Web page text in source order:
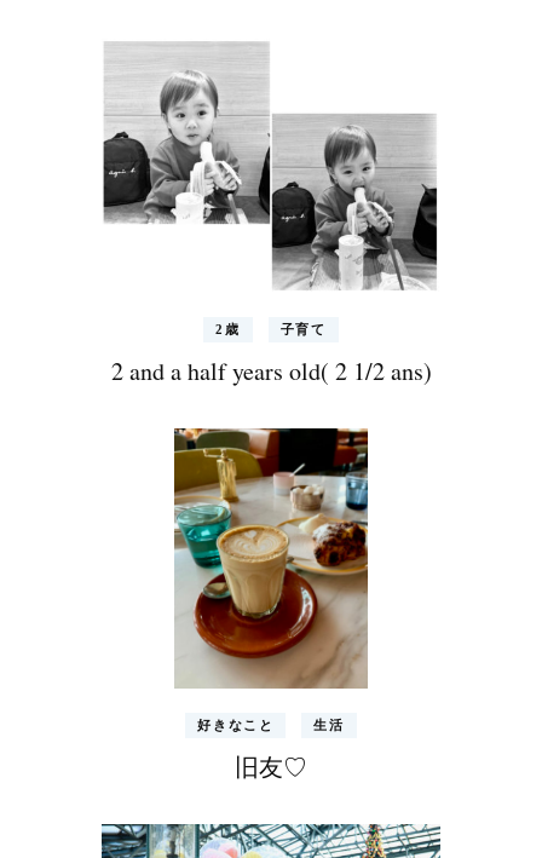
2歳 子育て
2 and a half years old( 2 1/2 ans)
好きなこと 生活
旧友♡